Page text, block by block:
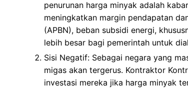
penurunan harga minyak adalah
meningkatkan margin pendapatan
(APBN), beban subsidi energi,
lebih besar bagi pemerintah untuk
Sisi Negatif: Sebagai negara yang
migas akan tergerus. Kontraktor
investasi mereka jika harga minyak